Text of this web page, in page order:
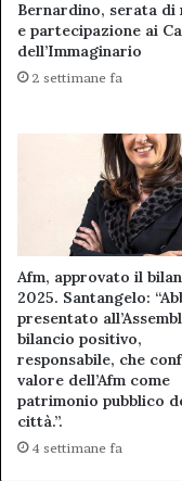
Bernardino, serata di
e partecipazione ai
dell’Immaginario
2 settimane fa
Afm, approvato il
2025. Santangelo:
presentato
bilancio positivo,
responsabile, che
valore dell’Afm come
patrimonio pubblico
città.”.
4 settimane fa